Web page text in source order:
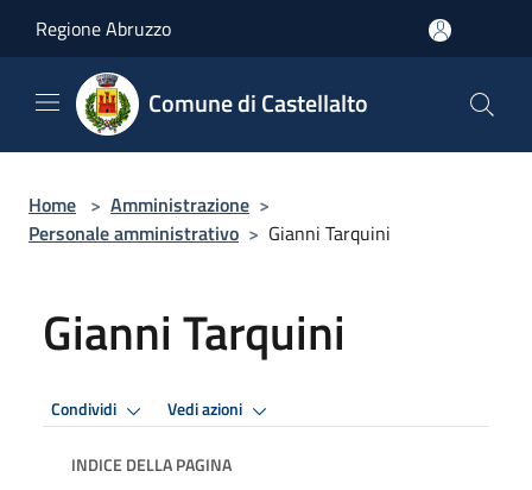
Regione Abruzzo
Comune di Castellalto
Home > Amministrazione >
Personale amministrativo > Gianni Tarquini
Gianni Tarquini
Condividi Vedi azioni
INDICE DELLA PAGINA